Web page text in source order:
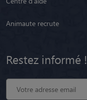
Animaute recrute
Restez informé !